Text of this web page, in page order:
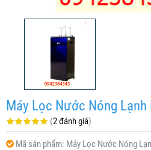
Máy Lọc Nước Nóng Lạnh
(2 đánh giá)
Mã sản phẩm: Máy Lọc Nước Nóng